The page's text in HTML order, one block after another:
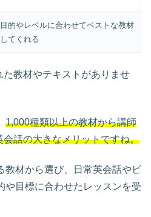
的やレベルに合わせてベストな教材
てくれる
た教材やテキストがありませ
1,000種類以上の教材から講師
話の大きなメリットですね。
教材から選び、日常英会話やビ
や目標に合わせたレッスンを受